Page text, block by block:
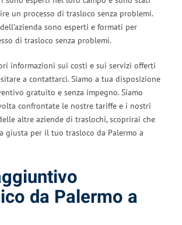
un processo di trasloco senza problemi.
sono esperti e formati per
di trasloco senza problemi.
informazioni sui costi e sui servizi offerti
a contattarci. Siamo a tua disposizione
gratuito e senza impegno. Siamo
confrontate le nostre tariffe e i nostri
altre aziende di traslochi, scoprirai che
giusta per il tuo trasloco da Palermo a
da Palermo a